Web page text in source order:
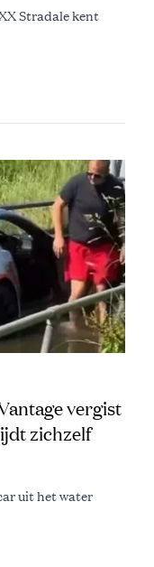
Stradale kent
vergist
zichzelf
uit het water